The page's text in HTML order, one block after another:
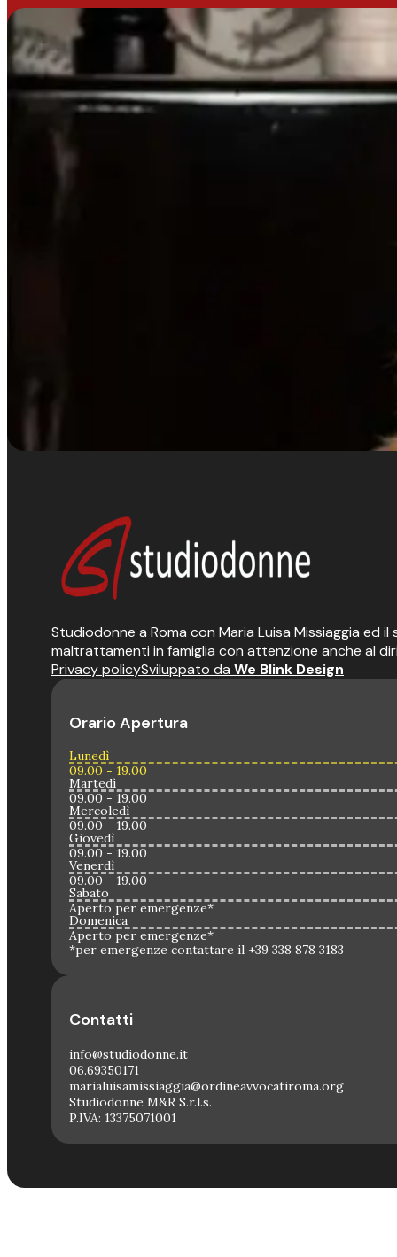
Studiodonne a Roma con Maria Luisa Missiaggia ed
maltrattamenti in famiglia con attenzione anche al
Privacy policySviluppato da We Blink Design
Orario Apertura
Lunedì
09.00 - 19.00
Martedì
09.00 - 19.00
Mercoledì
09.00 - 19.00
Giovedì
09.00 - 19.00
Venerdì
09.00 - 19.00
Sabato
Aperto per emergenze*
Domenica
Aperto per emergenze*
*per emergenze contattare il +39 338 878 3183
Contatti
info@studiodonne.it
06.69350171
marialuisamissiaggia@ordineavvocatiroma.org
Studiodonne M&R S.r.l.s.
P.IVA: 13375071001